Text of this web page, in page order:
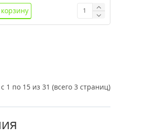
1 по 15 из 31 (всего 3 страниц)